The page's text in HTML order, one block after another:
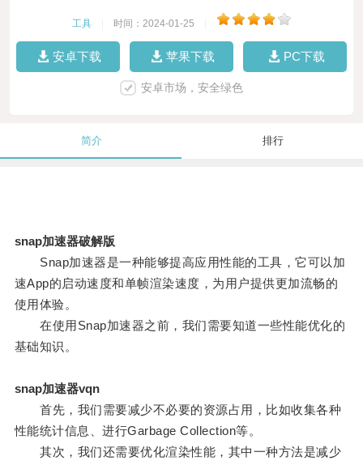
工具 时间：2024-01-25
安卓下载 苹果下载 PC下载
安卓市场，安全绿色
简介 排行
snap加速器破解版
Snap加速器是一种能够提高应用性能的工具，它可以加
速App的启动速度和单帧渲染速度，为用户提供更加流畅的
使用体验。
在使用Snap加速器之前，我们需要知道一些性能优化的
基础知识。
snap加速器vqn
首先，我们需要减少不必要的资源占用，比如收集各种
性能统计信息、进行Garbage Collection等。
其次，我们还需要优化渲染性能，其中一种方法是减少